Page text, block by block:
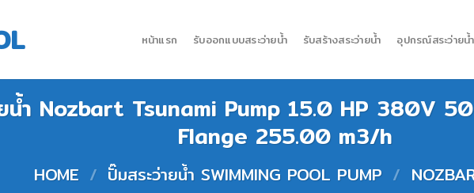
หน้าแรก รับออกแบบสระว่ายน้ำ รับสร้างสระว่ายน้ำ อุปกรณ์สระว่ายน้ำ
น้ำ Nozbart Tsunami Pump 15.0 HP 380V
Flange 255.00 m3/h
HOME / ปั๊มสระว่ายน้ำ SWIMMING POOL PUMP /